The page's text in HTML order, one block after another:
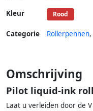
Kleur Rood
Categorie Rollerpennen,
Omschrijving
Pilot liquid-ink
Laat u verleiden door de